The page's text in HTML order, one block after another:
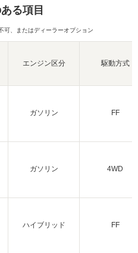
る項目
可、またはディーラーオプション
エンジン区分 駆動方式
ガソリン FF
ガソリン 4WD
ハイブリッド FF